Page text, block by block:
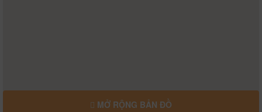
MỞ RỘNG BẢN ĐỒ